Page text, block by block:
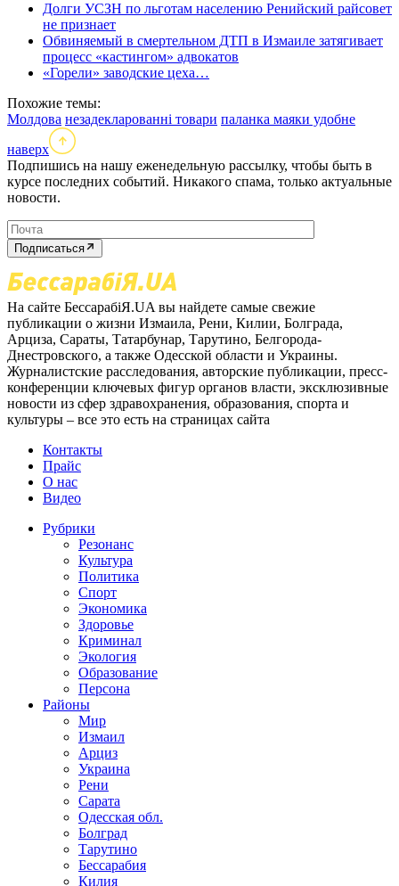
Долги УСЗН по льготам населению Ренийский райсовет
не признает
Обвиняемый в смертельном ДТП в Измаиле затягивает
процесс «кастингом» адвокатов
«Горели» заводские цеха…
Похожие темы:
Молдова незадекларованні товари паланка маяки удобне
наверх
Подпишись на нашу еженедельную рассылку, чтобы быть в
курсе последних событий. Никакого спама, только актуальные
новости.
Подписаться
На сайте БессарабіЯ.UA вы найдете самые свежие
публикации о жизни Измаила, Рени, Килии, Болграда,
Арциза, Сараты, Татарбунар, Тарутино, Белгорода-
Днестровского, а также Одесской области и Украины.
Журналистские расследования, авторские публикации, пресс-
конференции ключевых фигур органов власти, эксклюзивные
новости из сфер здравохранения, образования, спорта и
культуры – все это есть на страницах сайта
Контакты
Прайс
О нас
Видео
Рубрики
Резонанс
Культура
Политика
Спорт
Экономика
Здоровье
Криминал
Экология
Образование
Персона
Районы
Мир
Измаил
Арциз
Украина
Рени
Сарата
Одесская обл.
Болград
Тарутино
Бессарабия
Килия